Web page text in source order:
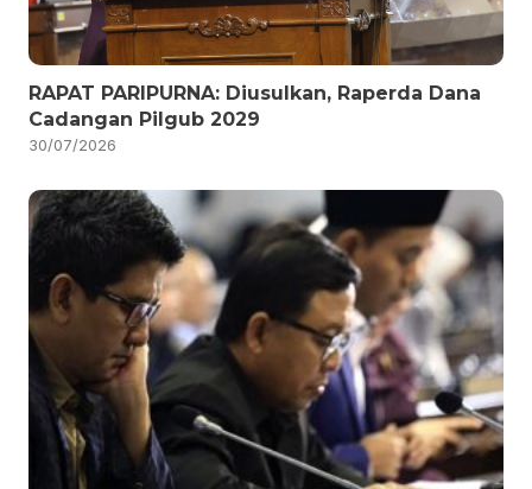
RAPAT PARIPURNA: Diusulkan, Raperda Dana
Cadangan Pilgub 2029
30/07/2026